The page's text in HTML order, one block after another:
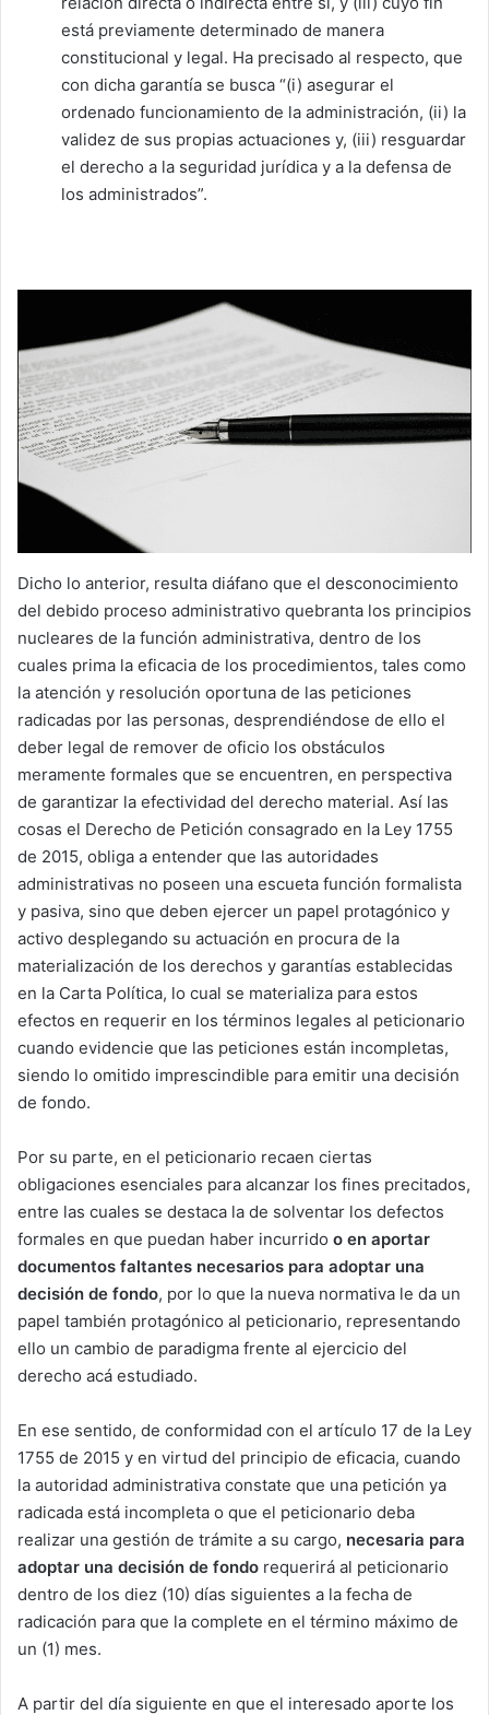
está previamente determinado de manera
constitucional y legal. Ha precisado al respecto, que
con dicha garantía se busca “(i) asegurar el
ordenado funcionamiento de la administración, (ii) la
validez de sus propias actuaciones y, (iii) resguardar
el derecho a la seguridad jurídica y a la defensa de
los administrados”.
Dicho lo anterior, resulta diáfano que el desconocimiento
del debido proceso administrativo quebranta los principios
nucleares de la función administrativa, dentro de los
cuales prima la eficacia de los procedimientos, tales como
la atención y resolución oportuna de las peticiones
radicadas por las personas, desprendiéndose de ello el
deber legal de remover de oficio los obstáculos
meramente formales que se encuentren, en perspectiva
de garantizar la efectividad del derecho material. Así las
cosas el Derecho de Petición consagrado en la Ley 1755
de 2015, obliga a entender que las autoridades
administrativas no poseen una escueta función formalista
y pasiva, sino que deben ejercer un papel protagónico y
activo desplegando su actuación en procura de la
materialización de los derechos y garantías establecidas
en la Carta Política, lo cual se materializa para estos
efectos en requerir en los términos legales al peticionario
cuando evidencie que las peticiones están incompletas,
siendo lo omitido imprescindible para emitir una decisión
de fondo.
Por su parte, en el peticionario recaen ciertas
obligaciones esenciales para alcanzar los fines precitados,
entre las cuales se destaca la de solventar los defectos
formales en que puedan haber incurrido o en aportar
documentos faltantes necesarios para adoptar una
decisión de fondo, por lo que la nueva normativa le da un
papel también protagónico al peticionario, representando
ello un cambio de paradigma frente al ejercicio del
derecho acá estudiado.
En ese sentido, de conformidad con el artículo 17 de la Ley
1755 de 2015 y en virtud del principio de eficacia, cuando
la autoridad administrativa constate que una petición ya
radicada está incompleta o que el peticionario deba
realizar una gestión de trámite a su cargo, necesaria para
adoptar una decisión de fondo requerirá al peticionario
dentro de los diez (10) días siguientes a la fecha de
radicación para que la complete en el término máximo de
un (1) mes.
A partir del día siguiente en que el interesado aporte los